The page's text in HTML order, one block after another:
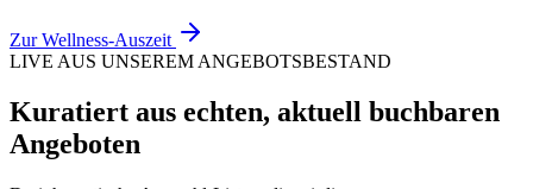
Zur Wellness-Auszeit
LIVE AUS UNSEREM ANGEBOTSBESTAND
Kuratiert aus echten, aktuell buchbaren
Angeboten